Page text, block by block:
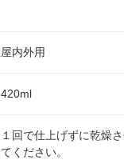
屋内外用
420ml
１回で仕上げずに乾燥
てください。